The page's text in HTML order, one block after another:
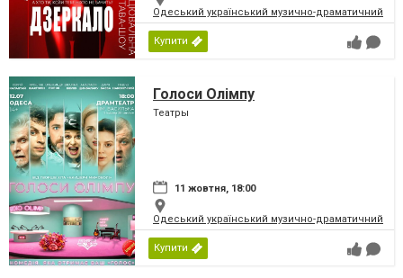
Одеський український музично-драматичний
Купити
Голоси Олімпу
Театры
11 жовтня, 18:00
Одеський український музично-драматичний
Купити